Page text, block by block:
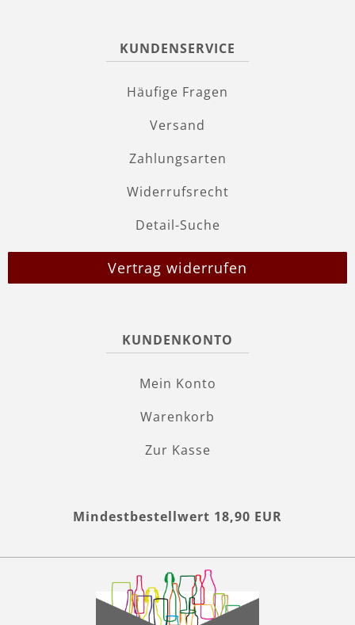
KUNDENSERVICE
Häufige Fragen
Versand
Zahlungsarten
Widerrufsrecht
Detail-Suche
Vertrag widerrufen
KUNDENKONTO
Mein Konto
Warenkorb
Zur Kasse
Mindestbestellwert 18,90 EUR